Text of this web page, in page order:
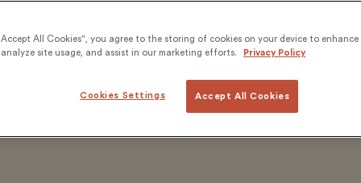
étrangère, les compétences linguistiques peuvent
efficacement et de progresser dans cette
le programme de formation linguistique,
Learning, délivre actuellement une formation
800 restaurants dans le monde entier.
All Cookies”, you agree to the storing of cookies on your device to enhance
site usage, and assist in our marketing efforts.
Privacy Policy
Accept All Cookies
Cookies Settings